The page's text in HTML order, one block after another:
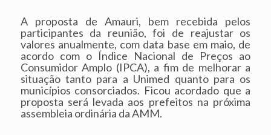
A proposta de Amauri, bem recebida pelos
participantes da reunião, foi de reajustar os
valores anualmente, com data base em maio, de
acordo com o Índice Nacional de Preços ao
Consumidor Amplo (IPCA), a fim de melhorar a
situação tanto para a Unimed quanto para os
municípios consorciados. Ficou acordado que a
proposta será levada aos prefeitos na próxima
assembleia ordinária da AMM.